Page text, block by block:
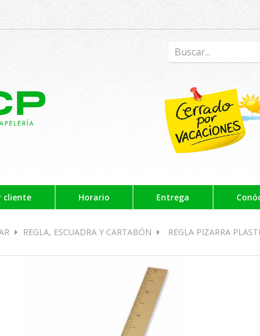
cliente Horario Entrega
REGLA, ESCUADRA Y CARTABÓN REGLA PIZARRA